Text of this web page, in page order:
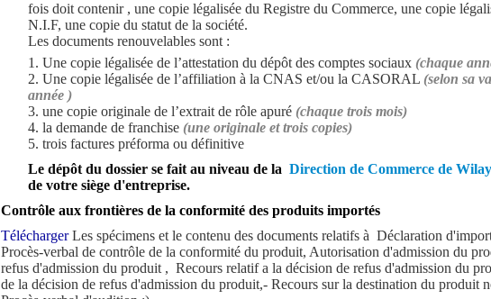
fois doit contenir , une copie légalisée du Registre du Commerce, une copie
N.I.F, une copie du statut de la société.
Les documents renouvelables sont :
1. Une copie légalisée de l’attestation du dépôt des comptes sociaux (chaque
2. Une copie légalisée de l’affiliation à la CNAS et/ou la CASORAL (selon sa
année )
3. une copie originale de l’extrait de rôle apuré (chaque trois mois)
4. la demande de franchise (une originale et trois copies)
5. trois factures préforma ou définitive
Le dépôt du dossier se fait au niveau de la Direction de Commerce de
de votre siège d'entreprise.
Contrôle aux frontières de la conformité des produits importés
TéléchargerLes spécimens et le contenu des documents relatifs à Déclaration
Procès-verbal de contrôle de la conformité du produit, Autorisation d'admission du
refus d'admission du produit , Recours relatif a la décision de refus d'admission du
de la décision de refus d'admission du produit,- Recours sur la destination du produit